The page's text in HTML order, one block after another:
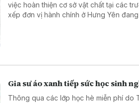
việc hoàn thiện cơ sở vật chất tại các
xếp đơn vị hành chính ở Hưng Yên
Gia sư áo xanh tiếp sức học sinh
Thông qua các lớp học hè miễn phí do